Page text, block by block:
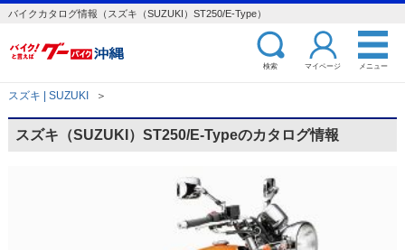
バイクカタログ情報（スズキ（SUZUKI）ST250/E-Type）
検索 マイページ メニュー
スズキ | SUZUKI ＞
スズキ（SUZUKI）ST250/E-Typeのカタログ情報